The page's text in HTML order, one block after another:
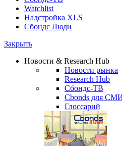
Best bid/ask
Золото
Крипто new
Watchlist
Сбондс Люди
Новости & Research Hub
Новости рынка
Research Hub
Сбондс-ТВ
Cbonds для СМИ
Глоссарий